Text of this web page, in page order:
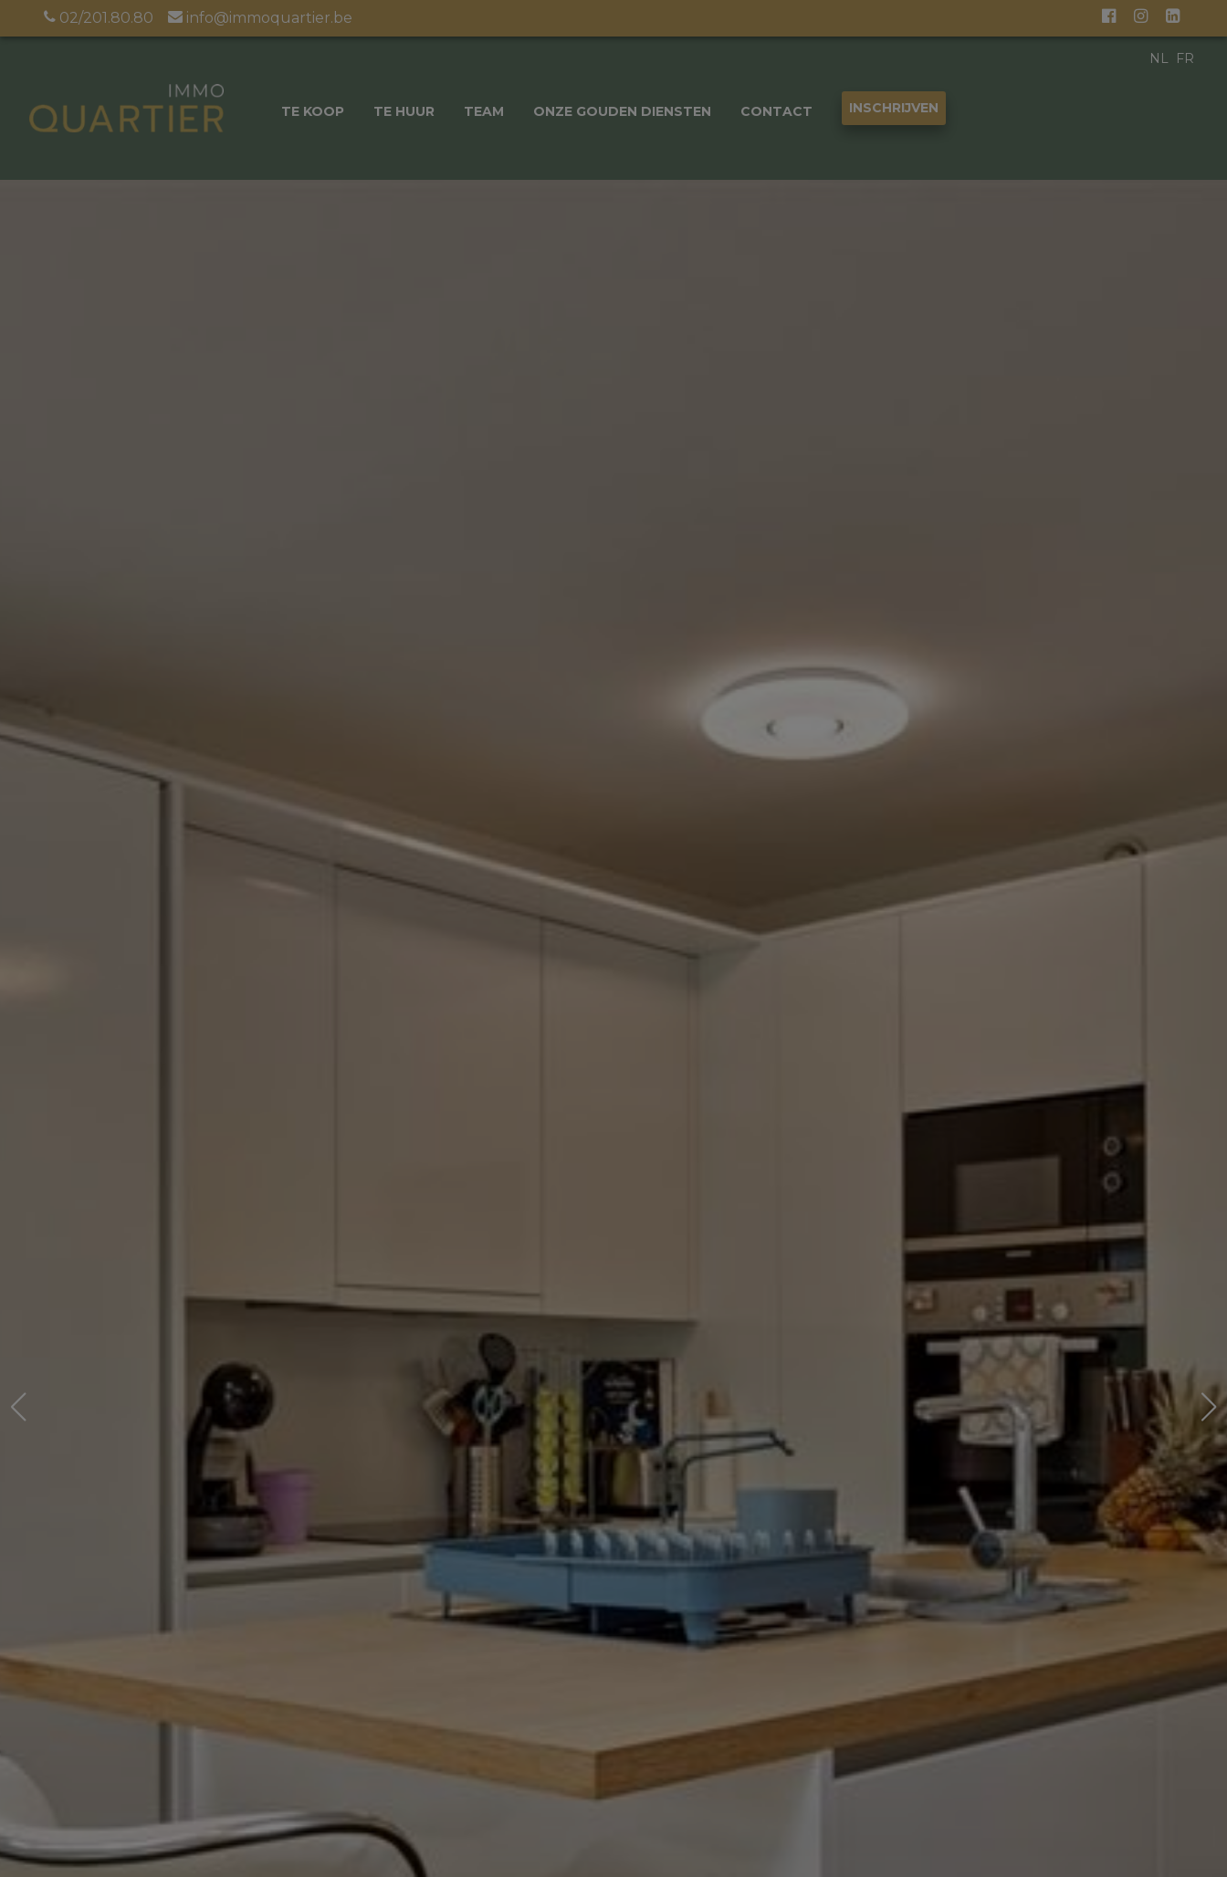
02/201.80.80 info@immoquartier.be
TE KOOP TE HUUR TEAM ONZE GOUDEN DIENSTEN CONTACT INSCHRIJVEN
NL FR